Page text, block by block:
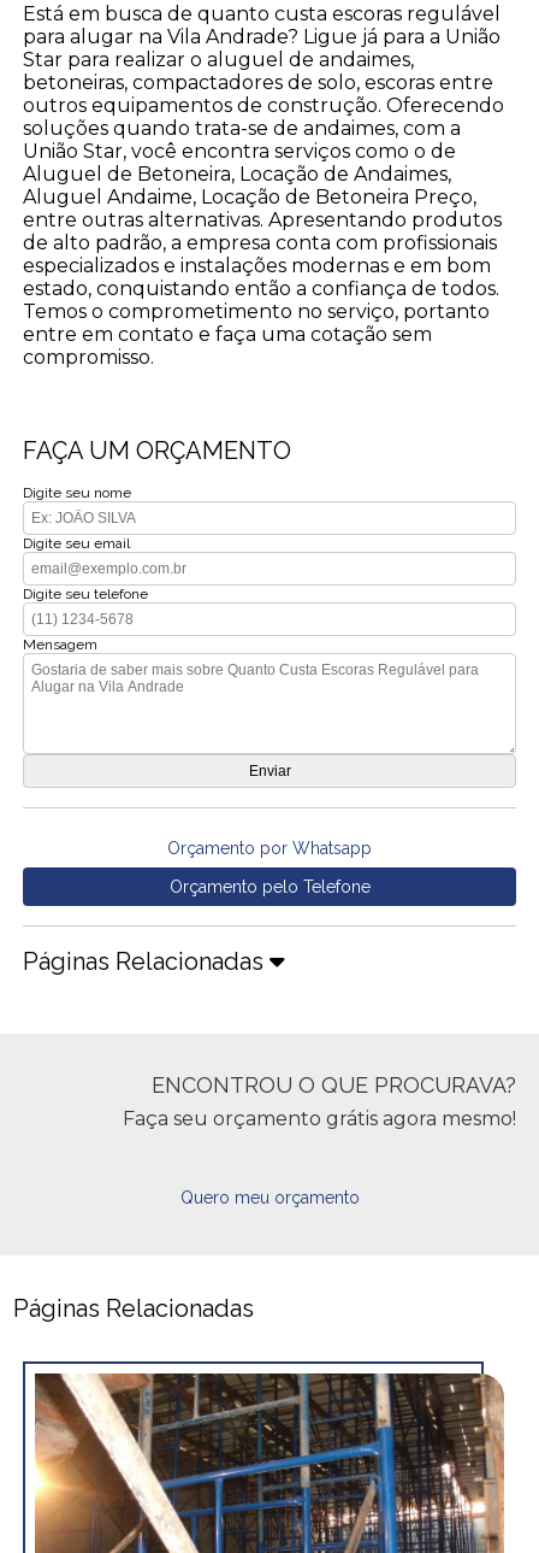
Está em busca de quanto custa escoras regulável
para alugar na Vila Andrade? Ligue já para a União
Star para realizar o aluguel de andaimes,
betoneiras, compactadores de solo, escoras entre
outros equipamentos de construção. Oferecendo
soluções quando trata-se de andaimes, com a
União Star, você encontra serviços como o de
Aluguel de Betoneira, Locação de Andaimes,
Aluguel Andaime, Locação de Betoneira Preço,
entre outras alternativas. Apresentando produtos
de alto padrão, a empresa conta com profissionais
especializados e instalações modernas e em bom
estado, conquistando então a confiança de todos.
Temos o comprometimento no serviço, portanto
entre em contato e faça uma cotação sem
compromisso.
FAÇA UM ORÇAMENTO
Digite seu nome
Digite seu email
Digite seu telefone
Mensagem
Orçamento por Whatsapp
Orçamento pelo Telefone
Páginas Relacionadas
ENCONTROU O QUE PROCURAVA?
Faça seu orçamento grátis agora mesmo!
Quero meu orçamento
Páginas Relacionadas